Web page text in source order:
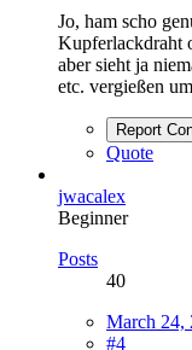
Jo, ham scho
Kupferlackdraht
aber sieht ja
etc. vergießen
Report
Quote
jwacalex
Beginner
Posts
40
March 24,
#4